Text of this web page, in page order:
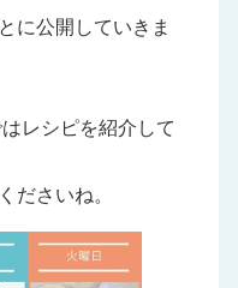
に公開していきま
レシピを紹介して
ださいね。